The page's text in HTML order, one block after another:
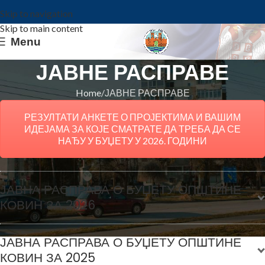
Skip to navigation
Skip to main content
Menu
ЈАВНЕ РАСПРАВЕ
Home ЈАВНЕ РАСПРАВЕ
РЕЗУЛТАТИ АНКЕТЕ О ПРОЈЕКТИМА И ВАШИМ
ИДЕЈАМА ЗА КОЈЕ СМАТРАТЕ ДА ТРЕБА ДА СЕ
НАЂУ У БУЏЕТУ У 2026. ГОДИНИ
ЈАВНА РАСПРАВА О БУЏЕТУ ОПШТИНЕ
КОВИН ЗА 2026
Извештај о спроведеној јавној расправи о
нацрту Одлуке о буџету за 2026. годину
700kb
ЈАВНА РАСПРАВА О БУЏЕТУ ОПШТИНЕ
КОВИН ЗА 2025